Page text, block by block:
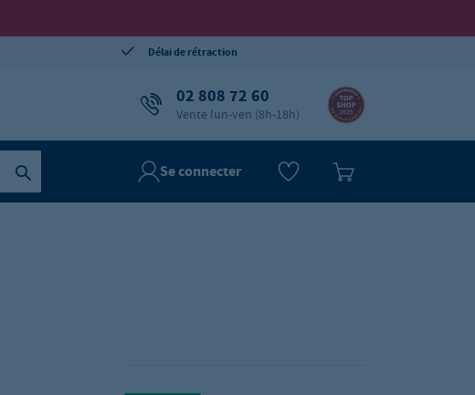
Délai de rétraction
02 808 72 60
Vente lun-ven (8h-18h)
Se connecter